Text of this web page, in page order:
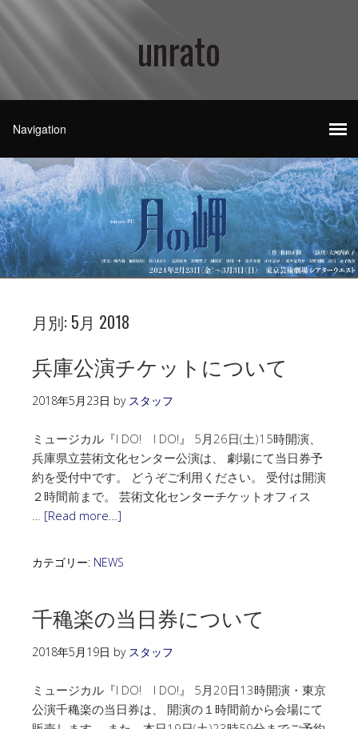
unrato
月別: 5月 2018
兵庫公演チケットについて
2018年5月23日 by スタッフ
ミュージカル『I DO! I DO!』 5月26日(土)15時開演、
兵庫県立芸術文化センター公演は、 劇場にて当日券予
約を受付中です。 どうぞご利用ください。 受付は開演
２時間前まで。 芸術文化センターチケットオフィス
… [Read more…]
カテゴリー: NEWS
千穐楽の当日券について
2018年5月19日 by スタッフ
ミュージカル『I DO! I DO!』 5月20日13時開演・東京
公演千穐楽の当日券は、 開演の１時間前から会場にて